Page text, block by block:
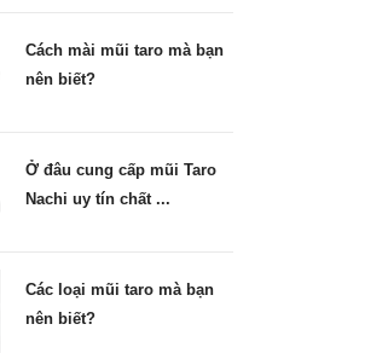
Cách mài mũi taro mà bạn
nên biết?
Ở đâu cung cấp mũi Taro
Nachi uy tín chất ...
Các loại mũi taro mà bạn
nên biết?